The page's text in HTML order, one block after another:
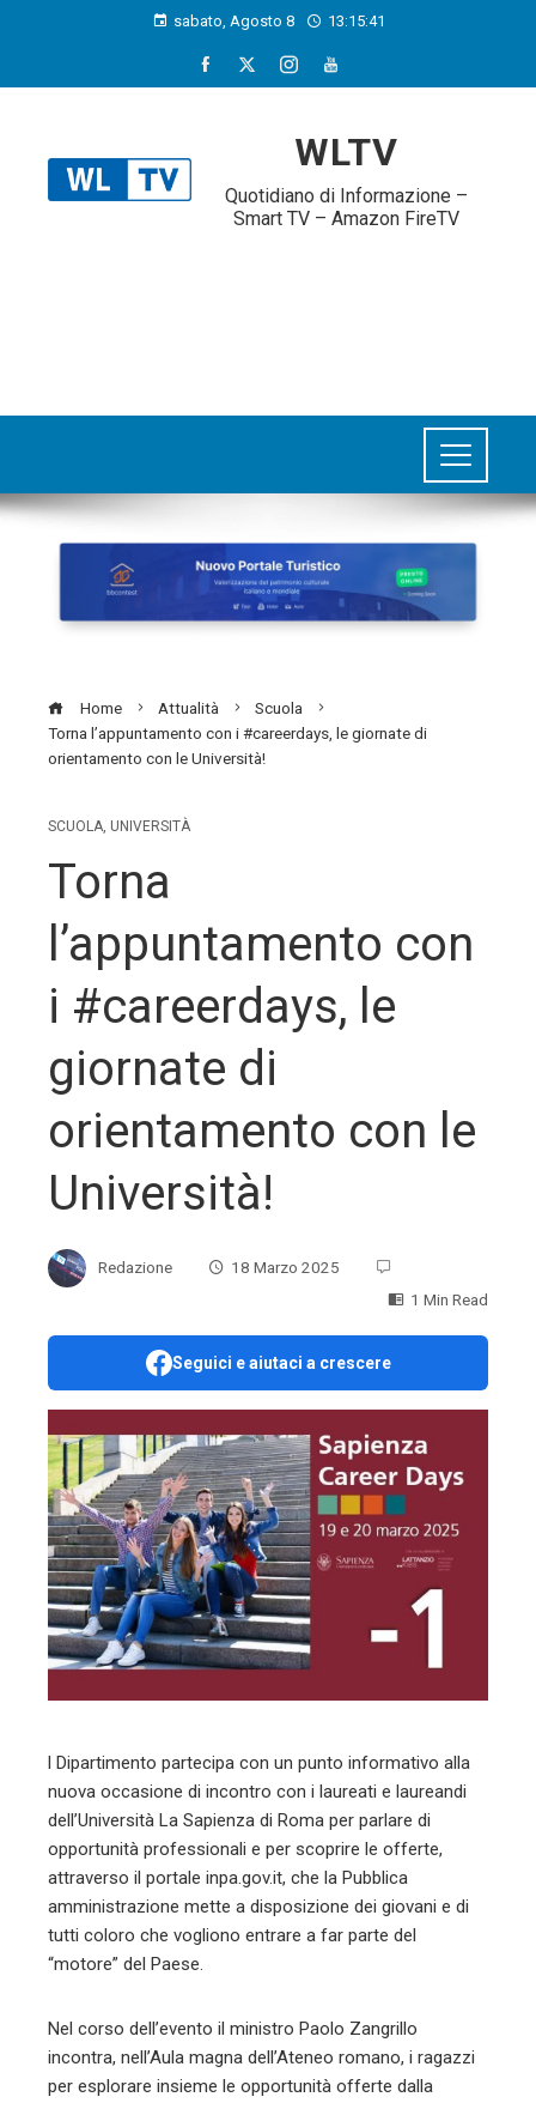
sabato, Agosto 8 13:15:42
WLTV
Quotidiano di Informazione –
Smart TV – Amazon FireTV
Home Attualità
Scuola
Torna l’appuntamento con i #careerdays, le giornate di
orientamento con le Università!
SCUOLA, UNIVERSITÀ
Torna
l’appuntamento con
i #careerdays, le
giornate di
orientamento con le
Università!
Redazione
18 Marzo 2025
1 Min Read
Seguici e aiutaci a crescere
l Dipartimento partecipa con un punto informativo alla
nuova occasione di incontro con i laureati e laureandi
dell’Università La Sapienza di Roma per parlare di
opportunità professionali e per scoprire le offerte,
attraverso il portale inpa.gov.it, che la Pubblica
amministrazione mette a disposizione dei giovani e di
tutti coloro che vogliono entrare a far parte del
“motore” del Paese.
Nel corso dell’evento il ministro Paolo Zangrillo
incontra, nell’Aula magna dell’Ateneo romano, i ragazzi
per esplorare insieme le opportunità offerte dalla